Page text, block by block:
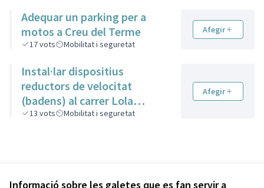
Informació sobre les galetes que es fan servir a
Adequar un parking per a
motos a Creu del Terme
17vots Mobilitat i seguretat
Afegir
Instal·lar dispositius
reductors de velocitat
(badens) al carrer Lola
Anglada
13 vots Mobilitat i seguretat
Afegir